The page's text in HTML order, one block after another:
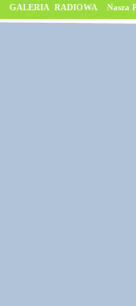
GALERIA RADIOWA Nasza